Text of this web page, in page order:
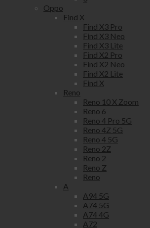
Oppo
Find X
Find X3 Pro
Find X3 Neo
Find X3 Lite
Find X2 Pro
Find X2 Neo
Find X2 Lite
Find X
Reno
Reno 10 X Zoom
Reno 6
Reno 4 Pro 5G
Reno 4Z 5G
Reno 4 5G
Reno 2Z
Reno 2
Reno Z
Reno
A
A94 5G
A74 5G
A74 4G
A72